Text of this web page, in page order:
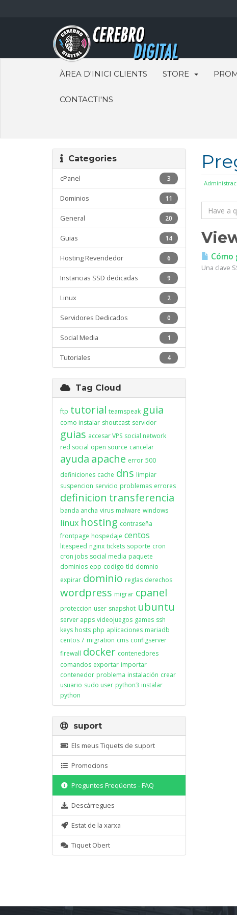
ÀREA D'INICI CLIENTS STORE
CONTACTI'NS
Categories
3
cPanel
11
Dominios
20
General
14
Guias
6
Hosting Revendedor
9
Instancias SSD dedicadas
2
Linux
0
Servidores Dedicados
1
Social Media
4
Tutoriales
Cómo
Una clave
Tag Cloud
ftp tutorial teamspeak guia
como instalar shoutcast servidor
guias accesar VPS social network
red social open source cancelar
ayuda apache error 500
definiciones cache dns limpiar
suspencion servicio problemas errores
definicion transferencia
banda ancha virus malware windows
linux hosting contraseña
frontpage hospedaje centos
litespeed nginx tickets soporte cron
cron jobs social media paquete
dominios epp codigo tld domnio
expirar dominio reglas derechos
wordpress migrar cpanel
proteccion user snapshot ubuntu
server apps videojuegos games ssh
keys hosts php aplicaciones mariadb
centos 7 migration cms configserver
firewall docker contenedores
comandos exportar importar
contenedor problema instalación crear
usuario sudo user python3 instalar
python
suport
Els meus Tiquets de suport
Promocions
Preguntes Freqüents - FAQ
Descàrregues
Estat de la xarxa
Tiquet Obert